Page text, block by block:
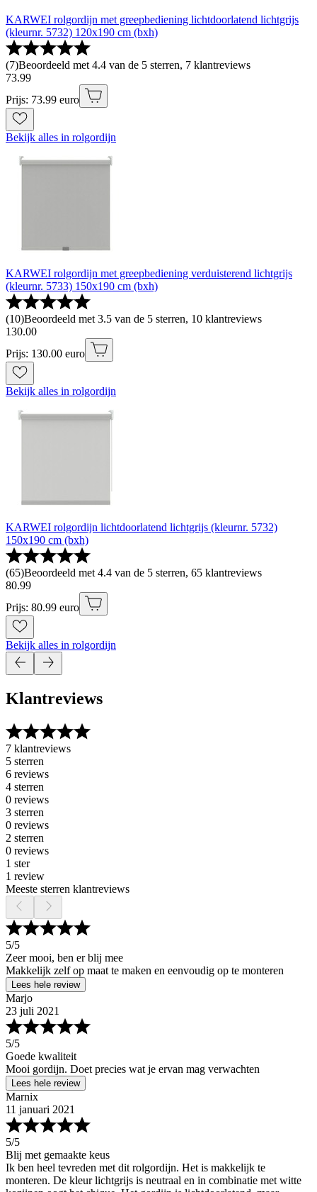
KARWEI rolgordijn met greepbediening lichtdoorlatend lichtgrijs
(kleurnr. 5732) 120x190 cm (bxh)
(7)Beoordeeld met 4.4 van de 5 sterren, 7 klantreviews
73.99
Prijs: 73.99 euro
Bekijk alles in rolgordijn
KARWEI rolgordijn met greepbediening verduisterend lichtgrijs
(kleurnr. 5733) 150x190 cm (bxh)
(10)Beoordeeld met 3.5 van de 5 sterren, 10 klantreviews
130.00
Prijs: 130.00 euro
Bekijk alles in rolgordijn
KARWEI rolgordijn lichtdoorlatend lichtgrijs (kleurnr. 5732)
150x190 cm (bxh)
(65)Beoordeeld met 4.4 van de 5 sterren, 65 klantreviews
80.99
Prijs: 80.99 euro
Bekijk alles in rolgordijn
Klantreviews
7 klantreviews
5 sterren
6 reviews
4 sterren
0 reviews
3 sterren
0 reviews
2 sterren
0 reviews
1 ster
1 review
Meeste sterren klantreviews
5/5
Zeer mooi, ben er blij mee
Makkelijk zelf op maat te maken en eenvoudig op te monteren
Lees hele review
Marjo
23 juli 2021
5/5
Goede kwaliteit
Mooi gordijn. Doet precies wat je ervan mag verwachten
Lees hele review
Marnix
11 januari 2021
5/5
Blij met gemaakte keus
Ik ben heel tevreden met dit rolgordijn. Het is makkelijk te
monteren. De kleur lichtgrijs is neutraal en in combinatie met witte